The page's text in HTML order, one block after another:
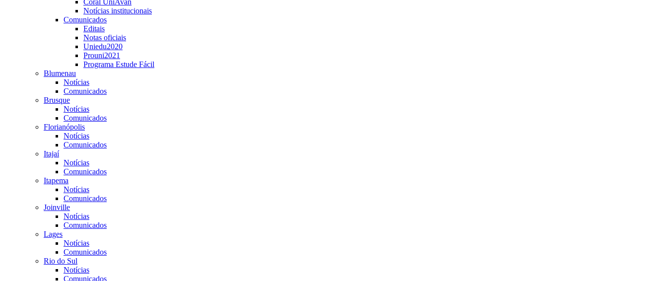
Coral UniAvan
Notícias institucionais
Comunicados
Editais
Notas oficiais
Uniedu2020
Prouni2021
Programa Estude Fácil
Blumenau
Notícias
Comunicados
Brusque
Notícias
Comunicados
Florianópolis
Notícias
Comunicados
Itajaí
Notícias
Comunicados
Itapema
Notícias
Comunicados
Joinville
Notícias
Comunicados
Lages
Notícias
Comunicados
Rio do Sul
Notícias
Comunicados